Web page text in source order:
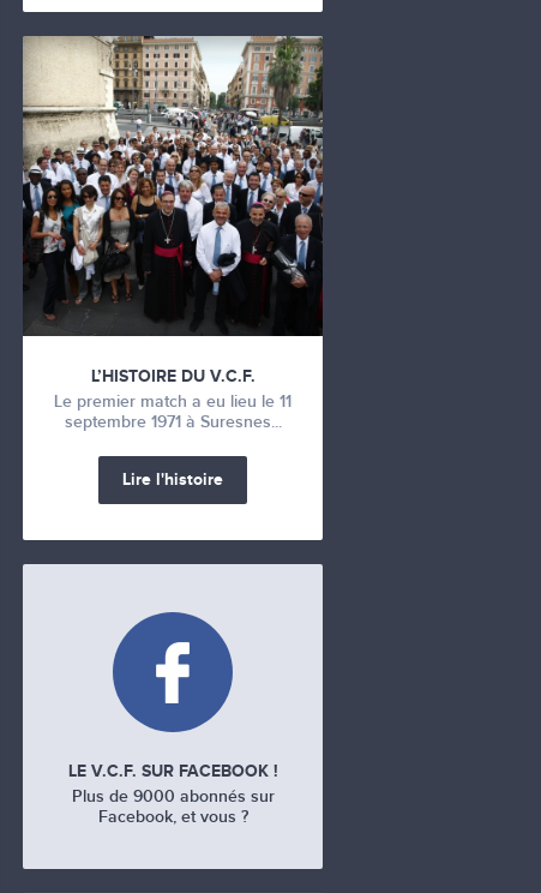
L’HISTOIRE DU V.C.F.
Le premier match a eu lieu le 11
septembre 1971 à Suresnes...
Lire l'histoire
LE V.C.F. SUR FACEBOOK !
Plus de 9000 abonnés sur
Facebook, et vous ?